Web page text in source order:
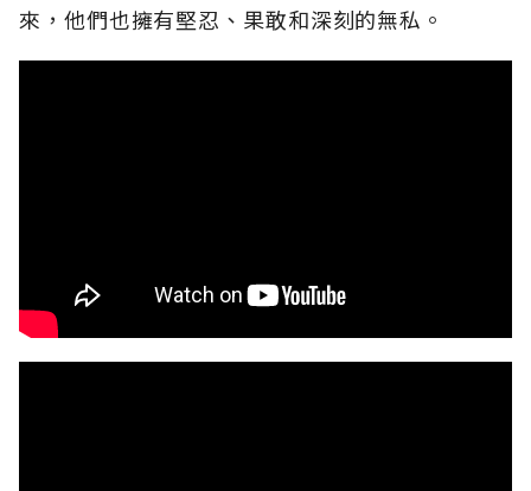
來，他們也擁有堅忍、果敢和深刻的無私。